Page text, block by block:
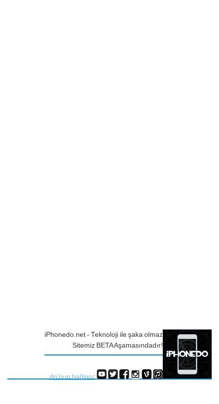
iPhonedo.net - Teknoloji ile şaka olmaz
Sitemiz BETA Aşamasındadır!
do'nun bağları: